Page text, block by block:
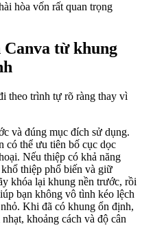
hòa vốn rất quan trọng
từ khung
theo trình tự rõ ràng thay vì
và đúng mục đích sử dụng.
có thể ưu tiên bố cục dọc
Nếu thiệp có khả năng
thiệp phổ biến và giữ
khóa lại khung nền trước, rồi
bạn không vô tình kéo lệch
Khi đã có khung ổn định,
khoảng cách và độ cân